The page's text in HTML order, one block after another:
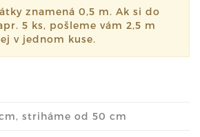
znamená 0,5 m. Ak si do
5 ks, pošleme vám 2,5 m
v jednom kuse.
striháme od 50 cm